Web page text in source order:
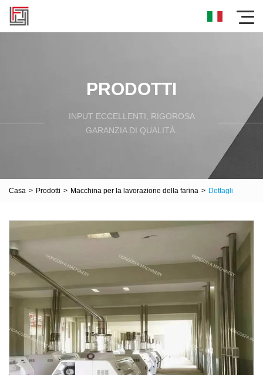
PRODOTTI
INPUT ECCELLENTI, RIGOROSA
GARANZIA DI QUALITÀ.
Casa > Prodotti > Macchina per la lavorazione della farina > Dettagli